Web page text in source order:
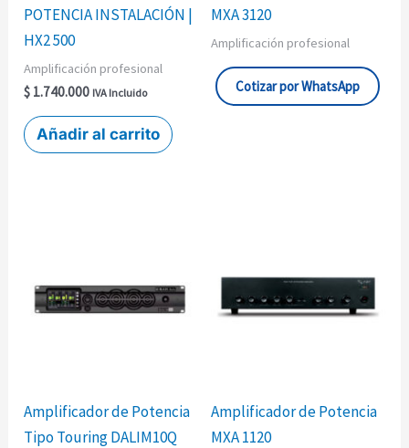
POTENCIA INSTALACIÓN |
HX2 500
Amplificación profesional
$ 1.740.000 IVA Incluido
Añadir al carrito
MXA 3120
Amplificación profesional
Cotizar por WhatsApp
Amplificador de Potencia
Tipo Touring DALIM10Q
Amplificador de Potencia
MXA 1120